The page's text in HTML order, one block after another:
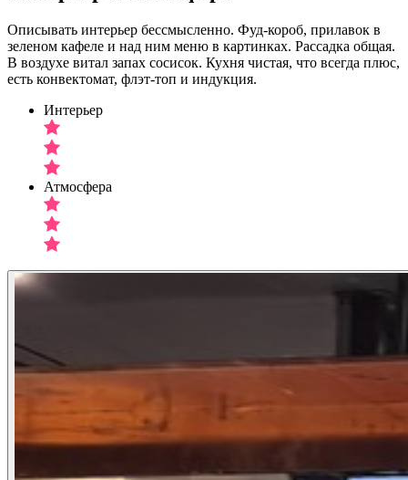
Описывать интерьер бессмысленно. Фуд-короб, прилавок в
зеленом кафеле и над ним меню в картинках. Рассадка общая.
В воздухе витал запах сосисок. Кухня чистая, что всегда плюс,
есть конвектомат, флэт-топ и индукция.
Интерьер
Атмосфера